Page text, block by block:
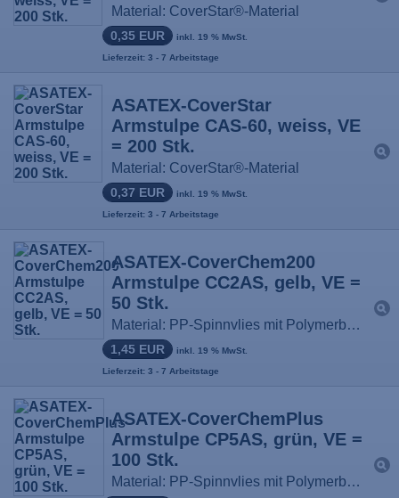
Material: CoverStar®-Material
0,35 EUR inkl. 19 % MwSt.
Lieferzeit: 3 - 7 Arbeitstage
ASATEX-CoverStar
Armstulpe CAS-60, weiss, VE
= 200 Stk.
Material: CoverStar®-Material
0,37 EUR inkl. 19 % MwSt.
Lieferzeit: 3 - 7 Arbeitstage
ASATEX-CoverChem200
Armstulpe CC2AS, gelb, VE =
50 Stk.
Material: PP-Spinnvlies mit Polymerbeschichtung
1,45 EUR inkl. 19 % MwSt.
Lieferzeit: 3 - 7 Arbeitstage
ASATEX-CoverChemPlus
Armstulpe CP5AS, grün, VE =
100 Stk.
Material: PP-Spinnvlies mit Polymerbeschichtung, Größe: 60 cm